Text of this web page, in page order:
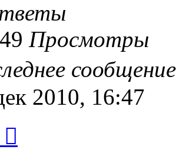
Просмотры
2010, 16:47